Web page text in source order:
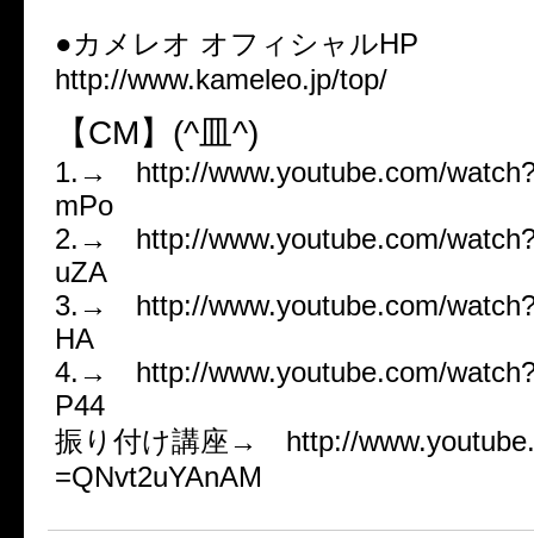
●カメレオ オフィシャルHP
http://www.kameleo.jp/top/
【CM】(^皿^)
1.→ http://www.youtube.com/
mPo
2.→ http://www.youtube.com/
uZA
3.→ http://www.youtube.com/
HA
4.→ http://www.youtube.com/
P44
振り付け講座→ http://
=QNvt2uYAnAM